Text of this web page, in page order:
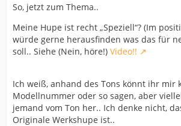
So, jetzt zum Thema..
Meine Hupe ist recht „Speziell“? (Im
würde gerne herausfinden was das für
soll.. Siehe (Nein, höre!) Video!!
Ich weiß, anhand des Tons könnt ihr mir
Modellnummer oder so sagen, aber
jemand vom Ton her.. Ich denke nicht,
Originale Werkshupe ist..